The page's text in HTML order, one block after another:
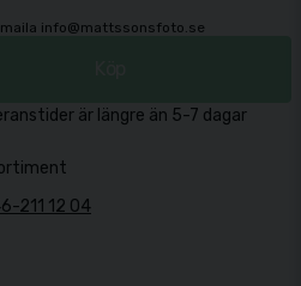
info@mattssonsfoto.se
är längre än 5-7 dagar
211 12 04